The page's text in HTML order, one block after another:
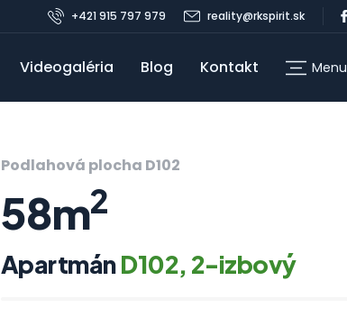
+421 915 797 979 reality@rkspirit.sk
Videogaléria Blog Kontakt Menu
Podlahová plocha D102
58m2
ApartmánD102, 2-izbový